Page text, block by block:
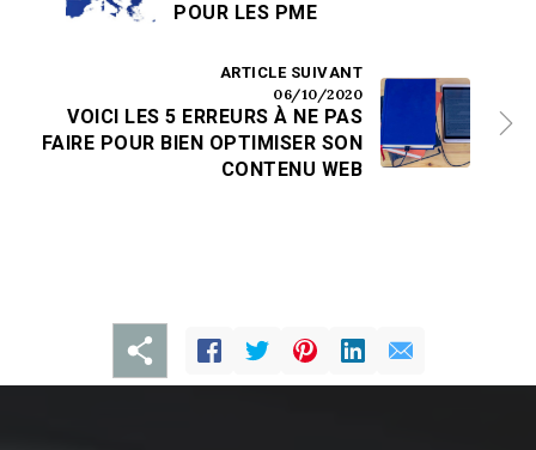
POUR LES PME
ARTICLE SUIVANT
06/10/2020
VOICI LES 5 ERREURS À NE PAS
FAIRE POUR BIEN OPTIMISER SON
CONTENU WEB